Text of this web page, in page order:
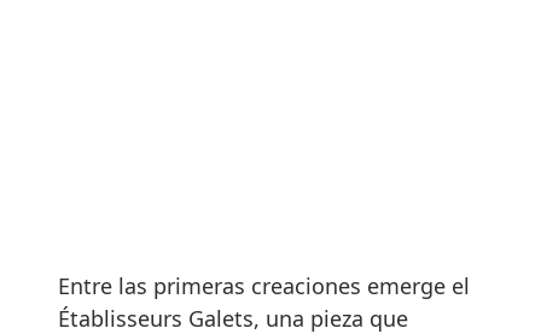
Entre las primeras creaciones emerge el
Établisseurs Galets, una pieza que